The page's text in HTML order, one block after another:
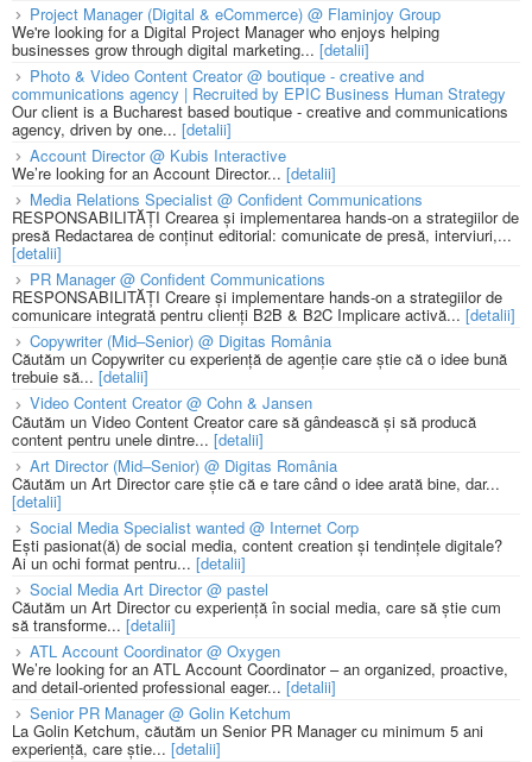
Project Manager (Digital & eCommerce) @ Flaminjoy Group
We're looking for a Digital Project Manager who enjoys helping
businesses grow through digital marketing... [detalii]
Photo & Video Content Creator @ boutique - creative and
communications agency | Recruited by EPIC Business Human Strategy
Our client is a Bucharest based boutique - creative and communications
agency, driven by one... [detalii]
Account Director @ Kubis Interactive
We’re looking for an Account Director... [detalii]
Media Relations Specialist @ Confident Communications
RESPONSABILITĂȚI Crearea și implementarea hands-on a strategiilor de
presă Redactarea de conținut editorial: comunicate de presă, interviuri,...
[detalii]
PR Manager @ Confident Communications
RESPONSABILITĂȚI Creare și implementare hands-on a strategiilor de
comunicare integrată pentru clienți B2B & B2C Implicare activă... [detalii]
Copywriter (Mid–Senior) @ Digitas România
Căutăm un Copywriter cu experiență de agenție care știe că o idee bună
trebuie să... [detalii]
Video Content Creator @ Cohn & Jansen
Căutăm un Video Content Creator care să gândească și să producă
content pentru unele dintre... [detalii]
Art Director (Mid–Senior) @ Digitas România
Căutăm un Art Director care știe că e tare când o idee arată bine, dar...
[detalii]
Social Media Specialist wanted @ Internet Corp
Ești pasionat(ă) de social media, content creation și tendințele digitale?
Ai un ochi format pentru... [detalii]
Social Media Art Director @ pastel
Căutăm un Art Director cu experiență în social media, care să știe cum
să transforme... [detalii]
ATL Account Coordinator @ Oxygen
We’re looking for an ATL Account Coordinator – an organized, proactive,
and detail-oriented professional eager... [detalii]
Senior PR Manager @ Golin Ketchum
La Golin Ketchum, căutăm un Senior PR Manager cu minimum 5 ani
experiență, care știe... [detalii]